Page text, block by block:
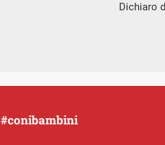
Dichiaro
#conibambini